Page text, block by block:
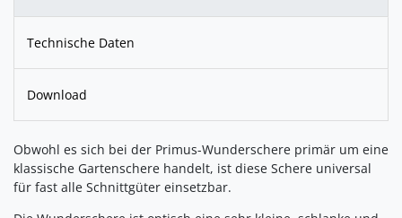
Technische Daten
Download
Obwohl es sich bei der Primus-Wunderschere primär um eine
klassische Gartenschere handelt, ist diese Schere universal
für fast alle Schnittgüter einsetzbar.